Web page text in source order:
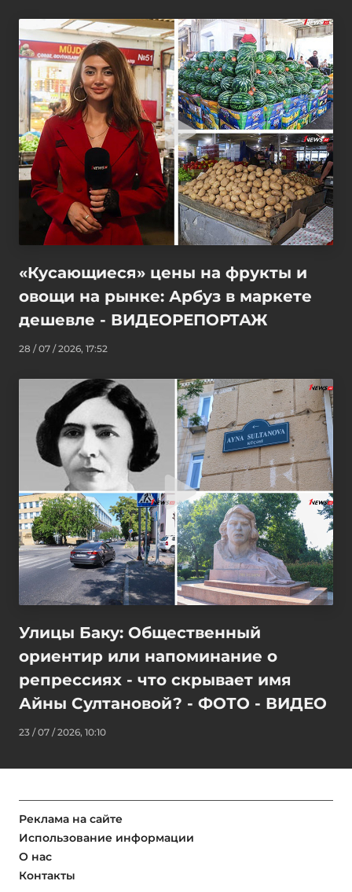
«Кусающиеся» цены на фрукты и
овощи на рынке: Арбуз в маркете
дешевле - ВИДЕОРЕПОРТАЖ
28 / 07 / 2026, 17:52
Улицы Баку: Общественный
ориентир или напоминание о
репрессиях - что скрывает имя
Айны Султановой? - ФОТО - ВИДЕО
23 / 07 / 2026, 10:10
Реклама на сайте
Использование информации
О нас
Контакты